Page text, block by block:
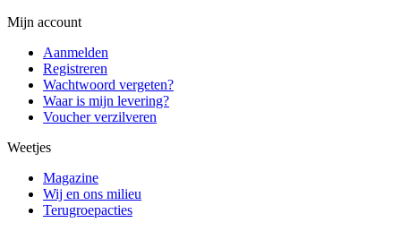
Mijn account
Aanmelden
Registreren
Wachtwoord vergeten?
Waar is mijn levering?
Voucher verzilveren
Weetjes
Magazine
Wij en ons milieu
Terugroepacties